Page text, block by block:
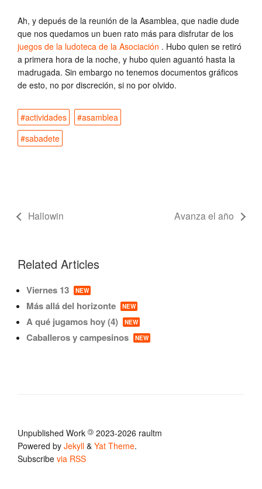
Ah, y depués de la reunión de la Asamblea, que nadie dude
que nos quedamos un buen rato más para disfrutar de los
juegos de la ludoteca de la Asociación . Hubo quien se retiró
a primera hora de la noche, y hubo quien aguantó hasta la
madrugada. Sin embargo no tenemos documentos gráficos
de esto, no por discreción, si no por olvido.
#actividades
#asamblea
#sabadete
Hallowin Avanza el año
Related Articles
Viernes 13 NEW
Más allá del horizonte NEW
A qué jugamos hoy (4) NEW
Caballeros y campesinos NEW
Unpublished Work © 2023-2026 raultm
Powered by Jekyll & Yat Theme.
Subscribe via RSS